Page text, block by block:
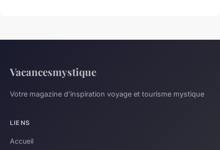
Vacancesmystique
Votre magazine d'inspiration voyage et tourisme mystique
LIENS
Accueil